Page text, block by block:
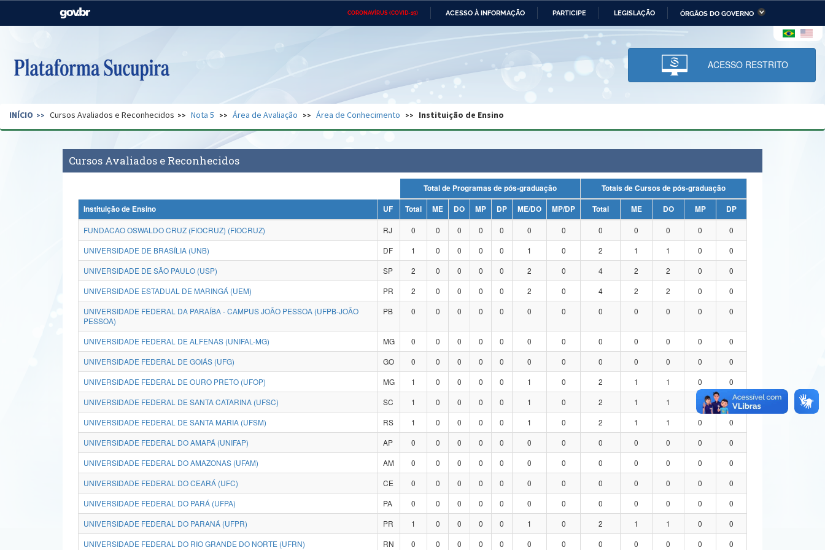
CORONAVÍRUS (COVID-19) ACESSO À INFORMAÇÃO PARTICIPE LEGISLAÇÃO ÓRGÃOS DO GOVERNO
Casa Civil Ministério das Relações Ministério da Economia Ministério da Infraestrutura
Pecuária e Abastecimento
Ministério da Ciência,
Tecnologia, Inovações e
Comunicações
Ministério do Desenvolvimento
Regional e dos Direitos Humanos
Secretaria de Governo Gabinete de Segurança Advocacia-Geral da União Banco Central do Brasil Planalto
ACESSO RESTRITO
INÍCIO Cursos Avaliados e Reconhecidos Nota 5 Área de Avaliação Área de Conhecimento Instituição de Ensino
Cursos Avaliados e Reconhecidos
Total de Programas de pós-graduação
Totais de Cursos de pós-graduação
Instituição de Ensino
UF Total ME DO MP DP ME/DO MP/DP Total ME DO MP
DP
FUNDACAO OSWALDO CRUZ (FIOCRUZ) (FIOCRUZ)
RJ 0 0 0 0 0 0 0 0 0 0 0
0
UNIVERSIDADE DE BRASÍLIA (UNB)
DF 1 0 0 0 0 1 0 2 1 1 0
0
UNIVERSIDADE DE SÃO PAULO (USP)
SP 2 0 0 0 0 2 0 4 2 2 0
0
UNIVERSIDADE ESTADUAL DE MARINGÁ (UEM)
PR 2 0 0 0 0 2 0 4 2 2 0
0
UNIVERSIDADE FEDERAL DA PARAÍBA - CAMPUS JOÃO PESSOA (UFPB-JOÃO
PESSOA)
PB 0 0 0 0 0 0 0 0 0 0 0 0
UNIVERSIDADE FEDERAL DE ALFENAS (UNIFAL-MG) MG 0 0 0 0 0 0 0 0 0 0 0
0
UNIVERSIDADE FEDERAL DE GOIÁS (UFG)
GO 0 0 0 0 0 0 0 0 0 0 0
0
UNIVERSIDADE FEDERAL DE OURO PRETO (UFOP)
MG 1 0 0 0 0 1 0 2 1 1 0
0
UNIVERSIDADE FEDERAL DE SANTA CATARINA (UFSC)
SC 1 0 0 0 0 1 0 2 1 1
0
UNIVERSIDADE FEDERAL DE SANTA MARIA (UFSM)
RS 1 0 0 0 0 1 0 2 1 1 0
0
UNIVERSIDADE FEDERAL DO AMAPÁ (UNIFAP)
AP 0 0 0 0 0 0 0 0 0 0 0
0
UNIVERSIDADE FEDERAL DO AMAZONAS (UFAM)
AM 0 0 0 0 0 0 0 0 0 0 0
0
UNIVERSIDADE FEDERAL DO CEARÁ (UFC)
CE 0 0 0 0 0 0 0 0 0 0 0
0
UNIVERSIDADE FEDERAL DO PARÁ (UFPA)
PA 0 0 0 0 0 0 0 0 0 0 0
0
UNIVERSIDADE FEDERAL DO PARANÁ (UFPR)
PR 1 0 0 0 0 1 0 2 1 1 0
0
UNIVERSIDADE FEDERAL DO RIO GRANDE DO NORTE (UFRN)
RN 0 0 0 0 0 0 0 0 0 0 0 0